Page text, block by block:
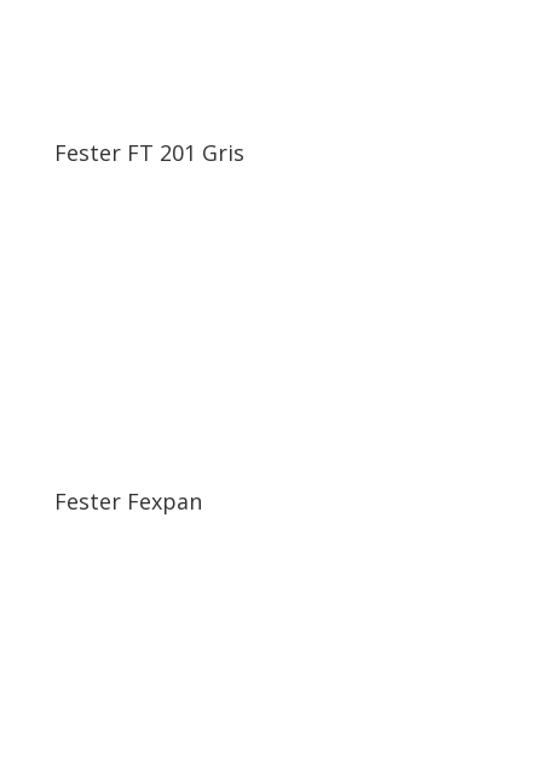
Fester FT 201 Gris
Fester Fexpan